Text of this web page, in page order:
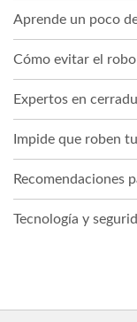
Aprende un poco
Cómo evitar el
Expertos en
Impide que roben
Recomendaciones
Tecnología y